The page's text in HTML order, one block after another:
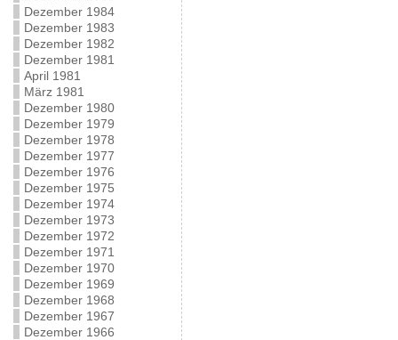
Dezember 1984
Dezember 1983
Dezember 1982
Dezember 1981
April 1981
März 1981
Dezember 1980
Dezember 1979
Dezember 1978
Dezember 1977
Dezember 1976
Dezember 1975
Dezember 1974
Dezember 1973
Dezember 1972
Dezember 1971
Dezember 1970
Dezember 1969
Dezember 1968
Dezember 1967
Dezember 1966